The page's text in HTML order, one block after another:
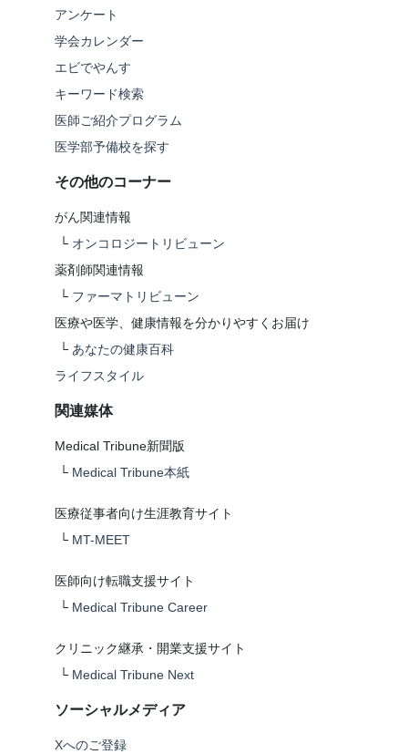
アンケート
学会カレンダー
エビでやんす
キーワード検索
医師ご紹介プログラム
医学部予備校を探す
その他のコーナー
がん関連情報
└ オンコロジートリビューン
薬剤師関連情報
└ ファーマトリビューン
医療や医学、健康情報を分かりやすくお届け
└ あなたの健康百科
ライフスタイル
関連媒体
Medical Tribune新聞版
└ Medical Tribune本紙
医療従事者向け生涯教育サイト
└ MT-MEET
医師向け転職支援サイト
└ Medical Tribune Career
クリニック継承・開業支援サイト
└ Medical Tribune Next
ソーシャルメディア
Xへのご登録